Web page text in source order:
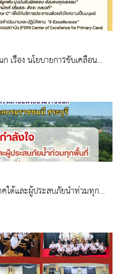
เรื่อง นโยบายการขับเคลื่อน
Class University For
คใต้และผู้ประสบภัยน้ำท่วมทุก